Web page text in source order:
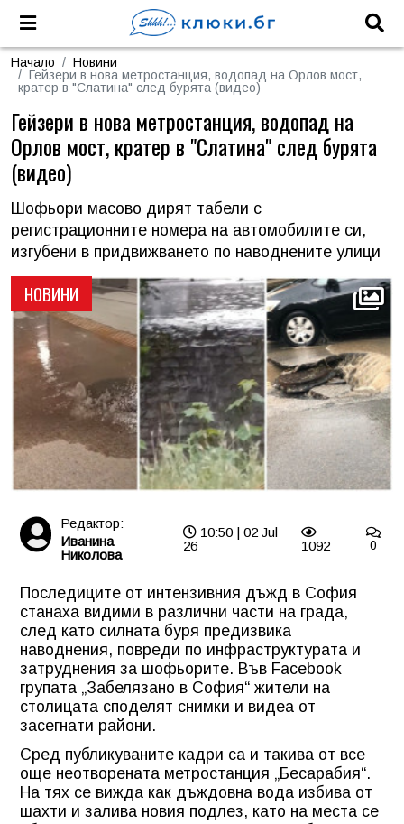
Начало
Новини
Гейзери в нова метростанция, водопад на Орлов мост,
кратер в "Слатина" след бурята (видео)
НОВИНИ
Гейзери в нова метростанция, водопад на
Орлов мост, кратер в "Слатина" след бурята
(видео)
Шофьори масово дирят табели с
регистрационните номера на автомобилите си,
изгубени в придвижването по наводнените улици
Редактор:
Иванина
Николова
10:50 | 02 Jul
26
1092 0
Последиците от интензивния дъжд в София
станаха видими в различни части на града,
след като силната буря предизвика
наводнения, повреди по инфраструктурата и
затруднения за шофьорите. Във Facebook
групата „Забелязано в София“ жители на
столицата споделят снимки и видеа от
засегнати райони.
Сред публикуваните кадри са и такива от все
още неотворената метростанция „Бесарабия“.
На тях се вижда как дъждовна вода избива от
шахти и залива новия подлез, като на места се